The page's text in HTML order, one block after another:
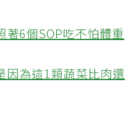
著6個SOP吃不怕體重
因為這1類蔬菜比肉還